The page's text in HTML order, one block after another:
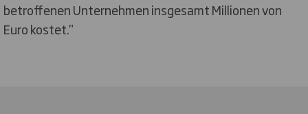
betroffenen Unternehmen insgesamt Millionen von
Euro kostet."